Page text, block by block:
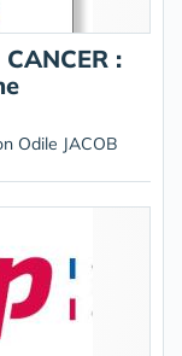
:
Odile JACOB